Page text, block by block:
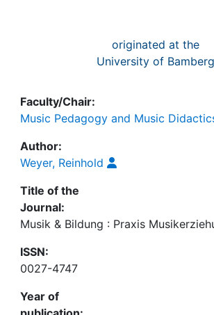
originated at the
University of Bamberg
Faculty/Chair:
Music Pedagogy and Music
Author:
Weyer, Reinhold
Title of the
Journal:
Musik & Bildung : Praxis
ISSN:
0027-4747
Year of